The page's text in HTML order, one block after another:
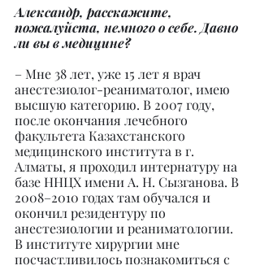
Александр, расскажите,
пожалуйста, немного о себе. Давно
ли вы в медицине?
– Мне 38 лет, уже 15 лет я врач
анестезиолог-реаниматолог, имею
высшую категорию. В 2007 году,
после окончания лечебного
факультета Казахстанского
медицинского института в г.
Алматы, я проходил интернатуру на
базе ННЦХ имени А. Н. Сызганова. В
2008–2010 годах там обучался и
окончил резидентуру по
анестезиологии и реаниматологии.
В институте хирургии мне
посчастливилось познакомиться с